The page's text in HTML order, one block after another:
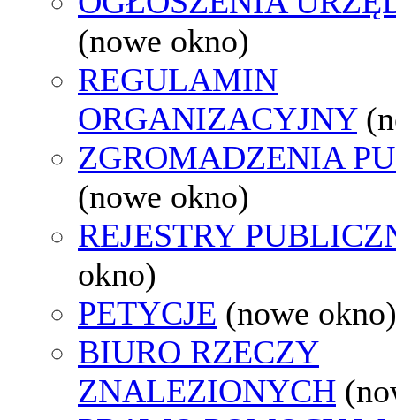
(nowe okno)
REGULAMIN
ORGANIZACYJNY
ZGROMADZENIA
(nowe okno)
REJESTRY
okno)
PETYCJE (nowe okno)
BIURO RZECZY
ZNALEZIONYCH